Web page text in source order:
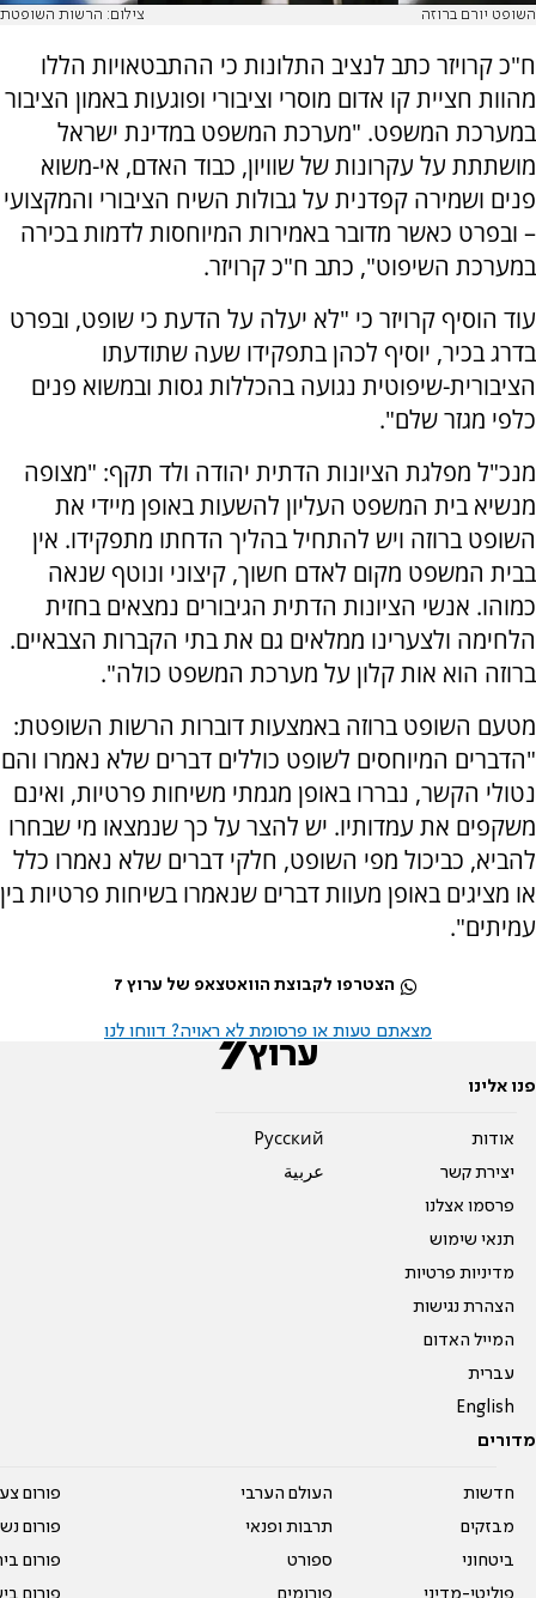
השופט יורם ברוזה צילום: הרשות השופטת
ח"כ קרויזר כתב לנציב התלונות כי ההתבטאויות הללו
מהוות חציית קו אדום מוסרי וציבורי ופוגעות באמון הציבור
במערכת המשפט. "מערכת המשפט במדינת ישראל
מושתתת על עקרונות של שוויון, כבוד האדם, אי-משוא
פנים ושמירה קפדנית על גבולות השיח הציבורי והמקצועי
– ובפרט כאשר מדובר באמירות המיוחסות לדמות בכירה
במערכת השיפוט", כתב ח"כ קרויזר.
עוד הוסיף קרויזר כי "לא יעלה על הדעת כי שופט, ובפרט
בדרג בכיר, יוסיף לכהן בתפקידו שעה שתודעתו
הציבורית-שיפוטית נגועה בהכללות גסות ובמשוא פנים
כלפי מגזר שלם".
מנכ"ל מפלגת הציונות הדתית יהודה ולד תקף: "‏מצופה
מנשיא בית המשפט העליון להשעות באופן מיידי את
השופט ברוזה ויש להתחיל בהליך הדחתו מתפקידו. אין
בבית המשפט מקום לאדם חשוך, קיצוני ונוטף שנאה
כמוהו. אנשי הציונות הדתית הגיבורים נמצאים בחזית
הלחימה ולצערינו ממלאים גם את בתי הקברות הצבאיים.
ברוזה הוא אות קלון על מערכת המשפט כולה".
מטעם השופט ברוזה באמצעות דוברות הרשות השופטת:
"הדברים המיוחסים לשופט כוללים דברים שלא נאמרו והם
נטולי הקשר, נבררו באופן מגמתי משיחות פרטיות, ואינם
משקפים את עמדותיו. יש להצר על כך שנמצאו מי שבחרו
להביא, כביכול מפי השופט, חלקי דברים שלא נאמרו כלל
או מציגים באופן מעוות דברים שנאמרו בשיחות פרטיות בין
עמיתים".
הצטרפו לקבוצת הוואטצאפ של ערוץ 7
מצאתם טעות או פרסומת לא ראויה? דווחו לנו
פנו אלינו
אודות
יצירת קשר
פרסמו אצלנו
תנאי שימוש
מדיניות פרטיות
הצהרת נגישות
המייל האדום
עברית
English
Pусский
عربية
מדורים
חדשות
מבזקים
ביטחוני
פוליטי-מדיני
העולם הערבי
תרבות ופנאי
ספורט
פורומים
פורום
פורום
פורום
פורום